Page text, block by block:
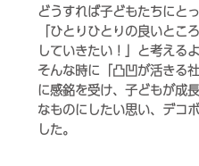
どうすれば子どもたちにと
「ひとりひとりの良いとこ
していきたい！」と考える
そんな時に「凸凹が活きる
に感銘を受け、子どもが成
なものにしたい思い、デコ
した。